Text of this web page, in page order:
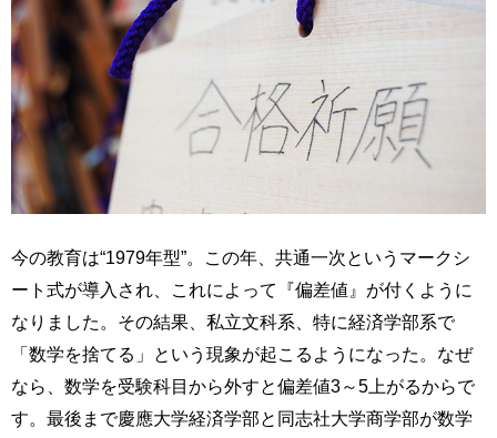
今の教育は“1979年型”。この年、共通一次というマークシ
ート式が導入され、これによって『偏差値』が付くように
なりました。その結果、私立文科系、特に経済学部系で
「数学を捨てる」という現象が起こるようになった。なぜ
なら、数学を受験科目から外すと偏差値3～5上がるからで
す。最後まで慶應大学経済学部と同志社大学商学部が数学